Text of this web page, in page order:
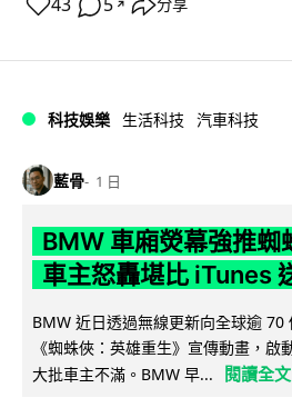
43 5 ↗ 分享
科技娛樂 生活科技 汽車科技
藍骨 1 日
BMW 車廂熒幕強推
車主怒轟堪比 iTunes
BMW 近日透過無線更新向全球逾 70
《蜘蛛俠：英雄重生》宣傳動畫，啟
大批車主不滿。BMW 早...
閱讀全文